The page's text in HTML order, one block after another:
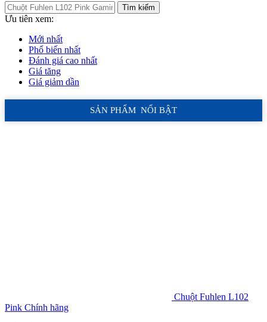
Tìm kiếm
Ưu tiên xem:
Mới nhất
Phổ biến nhất
Đánh giá cao nhất
Giá tăng
Giá giảm dần
SẢN PHẨM NỔI BẬT
Chuột Fuhlen L102
Pink Chính hãng